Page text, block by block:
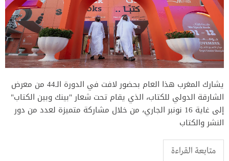
يشارك المغرب هذا العام بحضور لافت في الدورة الـ44 من معرض
الشارقة الدولي للكتاب، الذي يقام تحت شعار "بينك وبين الكتاب"
إلى غاية 16 نونبر الجاري، من خلال مشاركة متميزة لعدد من دور
النشر والكتاب
متابعة القراءة